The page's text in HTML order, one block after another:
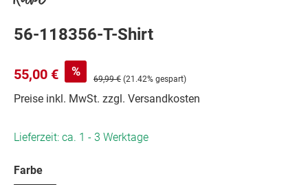
56-118356-T-Shirt
55,00 € %
69,99 € (21.42% gespart)
Preise inkl. MwSt. zzgl. Versandkosten
Lieferzeit: ca. 1 - 3 Werktage
Farbeauswählen